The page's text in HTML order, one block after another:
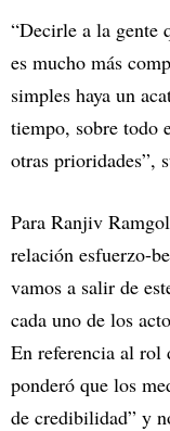
“Decirle a la gente
es mucho más
simples haya un
tiempo, sobre todo
otras prioridades”,
Para Ranjiv
relación esfuerzo-
vamos a salir de
cada uno de los
En referencia al rol
ponderó que los
de credibilidad” y